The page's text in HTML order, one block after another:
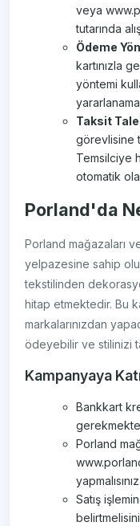
veya
tutarında
Ödeme
kartınızla
yöntemi
Taksit
görevlisine
Temsilciye
otomatik
Porland'da
Porland mağazaları
yelpazesine sahip
tekstilinden
hitap etmektedir. Bu
markalarınızdan
ödeyebilir ve stilinizi
Kampanyaya
Bankkart
Porland
yapmalısınız.
Satış